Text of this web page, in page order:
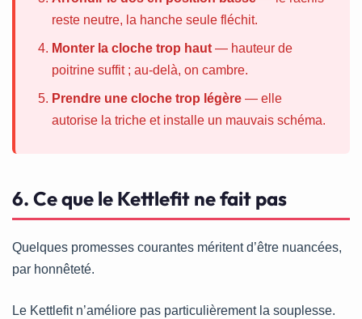
reste neutre, la hanche seule fléchit.
Monter la cloche trop haut — hauteur de
poitrine suffit ; au-delà, on cambre.
Prendre une cloche trop légère — elle
autorise la triche et installe un mauvais schéma.
6. Ce que le Kettlefit ne fait pas
Quelques promesses courantes méritent d’être nuancées,
par honnêteté.
Le Kettlefit n’améliore pas particulièrement la souplesse.